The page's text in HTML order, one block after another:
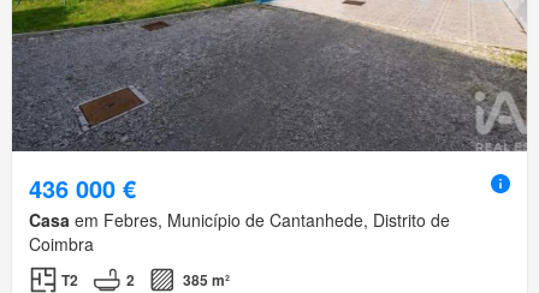
436 000 €
Casa em Febres, Município de Cantanhede, Distrito de
Coimbra
T2 2 385 m²